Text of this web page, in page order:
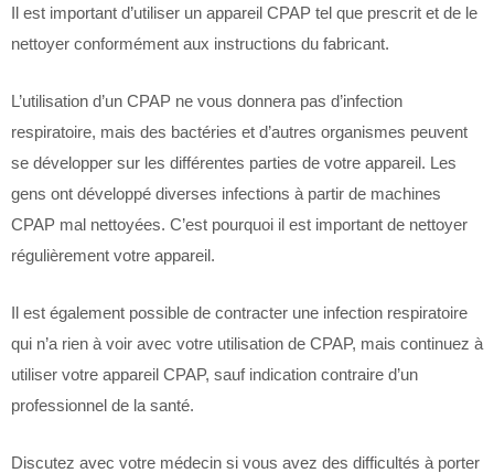
Il est important d’utiliser un appareil CPAP tel que prescrit et de le
nettoyer conformément aux instructions du fabricant.
L’utilisation d’un CPAP ne vous donnera pas d’infection
respiratoire, mais des bactéries et d’autres organismes peuvent
se développer sur les différentes parties de votre appareil. Les
gens ont développé diverses infections à partir de machines
CPAP mal nettoyées. C’est pourquoi il est important de nettoyer
régulièrement votre appareil.
Il est également possible de contracter une infection respiratoire
qui n’a rien à voir avec votre utilisation de CPAP, mais continuez à
utiliser votre appareil CPAP, sauf indication contraire d’un
professionnel de la santé.
Discutez avec votre médecin si vous avez des difficultés à porter